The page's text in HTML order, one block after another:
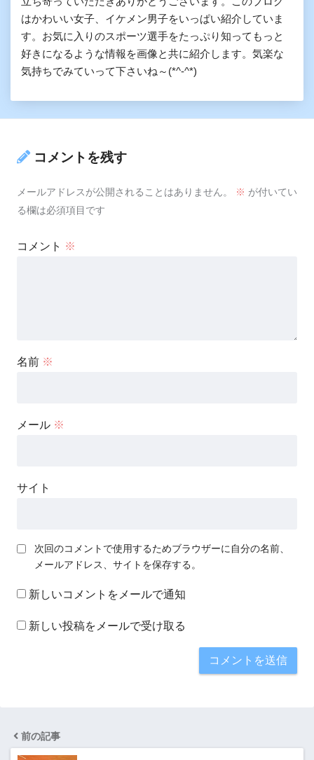
はかわいい女子、イケメン男子をいっぱい紹介していま
す。お気に入りのスポーツ選手をたっぷり知ってもっと
好きになるような情報を画像と共に紹介します。気楽な
気持ちでみていって下さいね～(*^-^*)
コメントを残す
メールアドレスが公開されることはありません。 ※ が付いてい
る欄は必須項目です
コメント ※
名前 ※
メール ※
サイト
次回のコメントで使用するためブラウザーに自分の名前、
メールアドレス、サイトを保存する。
新しいコメントをメールで通知
新しい投稿をメールで受け取る
前の記事